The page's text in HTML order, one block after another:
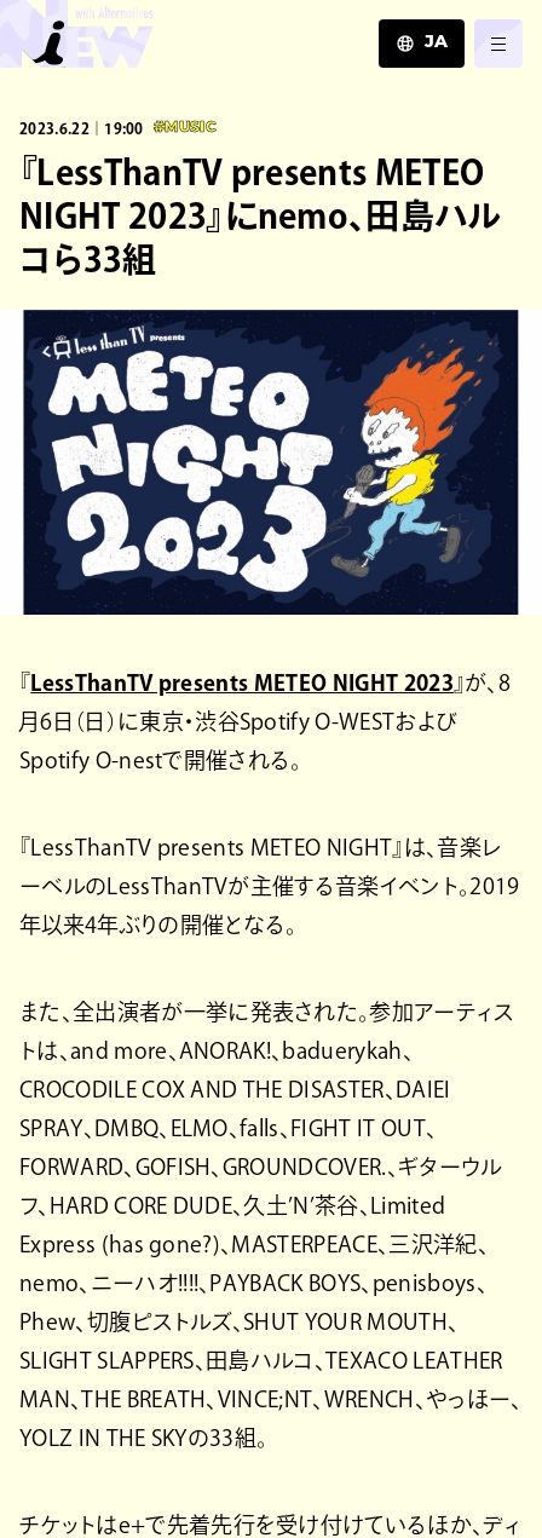
JA
ZH
2023.6.22｜19:00 #MUSIC
『LessThanTV presents METEO
NIGHT 2023』にnemo、田島ハル
コら33組
『 LessThanTV presents METEO NIGHT 2023 』が、8
月6日（日）に東京・渋谷Spotify O-WESTおよび
Spotify O-nestで開催される。
『LessThanTV presents METEO NIGHT』は、音楽レ
ーベルのLessThanTVが主催する音楽イベント。2019
年以来4年ぶりの開催となる。
また、全出演者が一挙に発表された。参加アーティス
トは、and more、ANORAK!、baduerykah、
CROCODILE COX AND THE DISASTER、DAIEI
SPRAY、DMBQ、ELMO、falls、FIGHT IT OUT、
FORWARD、GOFISH、GROUNDCOVER.、ギターウル
フ、HARD CORE DUDE、久土’N’茶谷、Limited
Express (has gone?)、MASTERPEACE、三沢洋紀、
nemo、ニーハオ!!!!、PAYBACK BOYS、penisboys、
Phew、切腹ピストルズ、SHUT YOUR MOUTH、
SLIGHT SLAPPERS、田島ハルコ、TEXACO LEATHER
MAN、THE BREATH、VINCE;NT、WRENCH、やっほー、
YOLZ IN THE SKYの33組。
チケットはe+で先着先行を受け付けているほか、ディ